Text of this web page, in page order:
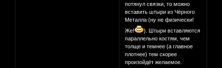
потянул связки, то можно
вставить штыри из Чёрного
Металла (ну не физически!
Же!
). Штыри вставляются
параллельно костям, чем
толще и темнее (а главное
плотнее) тем скорее
произойдёт желаемое.